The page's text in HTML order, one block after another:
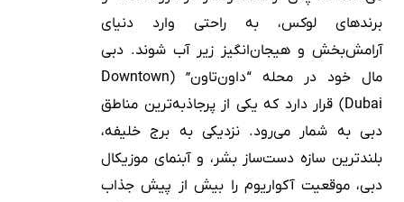
برندهای لوکس، به راحتی وارد دنیای
آرامش‌بخش و هیجان‌انگیز زیر آب شوند. دبی
مال خود در محله “داون‌تاون” (Downtown
Dubai) قرار دارد که یکی از پرجاذبه‌ترین مناطق
دبی به شمار می‌رود. نزدیکی به برج خلیفه،
بلندترین سازه دست‌ساز بشر، و آبنمای موزیکال
دبی، موقعیت آکواریوم را بیش از پیش جذاب